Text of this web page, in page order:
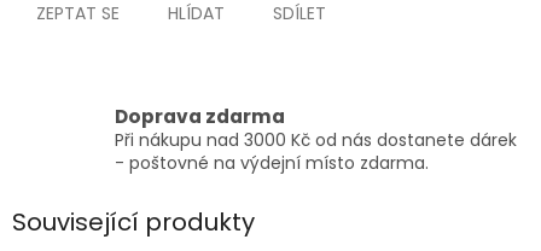
ZEPTAT SE HLÍDAT SDÍLET
Doprava zdarma
Při nákupu nad 3000 Kč od nás dostanete dárek
- poštovné na výdejní místo zdarma.
Související produkty